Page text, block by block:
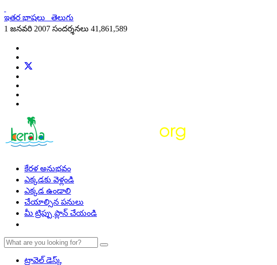
ఇతర భాషలు
తెలుగు
1 జనవరి 2007 సందర్శనలు 41,861,589
కేరళ అనుభవం
ఎక్కడకు వెళ్లండి
ఎక్కడ ఉండాలి
చేయాల్సిన పనులు
మీ ట్రిప్పు ప్లాన్ చేయండి
ట్రావెల్ డెస్క్